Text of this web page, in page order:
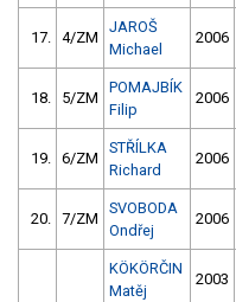
17. 4/ZM
JAROŠ
Michael
2006
18. 5/ZM
POMAJBÍK
Filip
2006
19. 6/ZM
STŘÍLKA
Richard
2006
20. 7/ZM
SVOBODA
Ondřej
2006
KÖKÖRČIN
Matěj
2003